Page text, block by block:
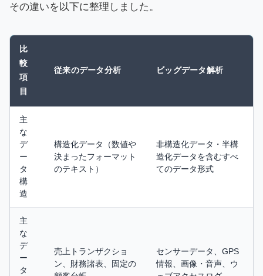
その違いを以下に整理しました。
比
較
項
目
従来のデータ分析 ビッグデータ解析
主
な
デ
ー
タ
構
造
構造化データ（数値や
決まったフォーマット
のテキスト）
非構造化データ・半構
造化データを含むすべ
てのデータ形式
主
な
デ
ー
タ
売上トランザクショ
ン、財務諸表、固定の
センサーデータ、GPS
情報、画像・音声、ウ